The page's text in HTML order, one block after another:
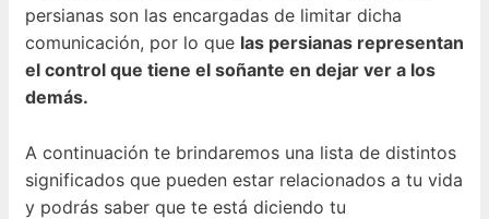
persianas son las encargadas de limitar dicha
comunicación, por lo que las persianas representan
el control que tiene el soñante en dejar ver a los
demás.
A continuación te brindaremos una lista de distintos
significados que pueden estar relacionados a tu vida
y podrás saber que te está diciendo tu